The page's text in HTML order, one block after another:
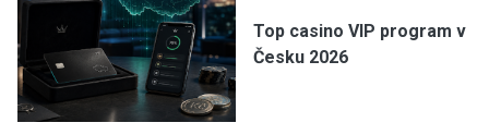
Top casino VIP program v
Česku 2026